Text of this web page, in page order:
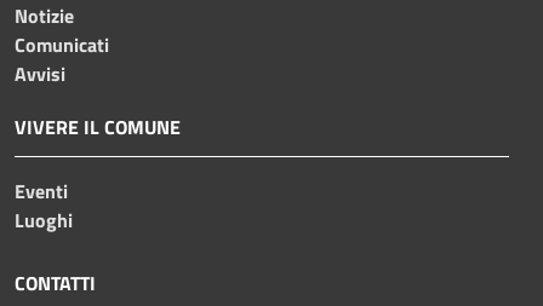
Notizie
Comunicati
Avvisi
VIVERE IL COMUNE
Eventi
Luoghi
CONTATTI